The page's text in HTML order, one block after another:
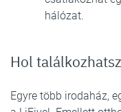
hálózat.
Hol
Egyre több irodaház,